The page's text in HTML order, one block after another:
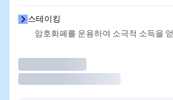
스테이킹
암호화폐를 운용하여 소극적 소득을